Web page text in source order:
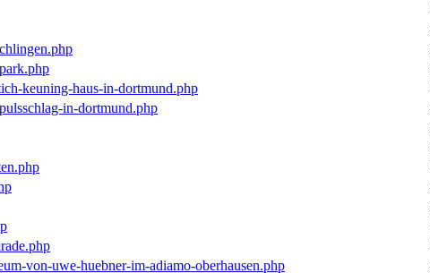
keuning-haus-in-dortmund.php
in-dortmund.php
von-uwe-huebner-im-adiamo-oberhausen.php